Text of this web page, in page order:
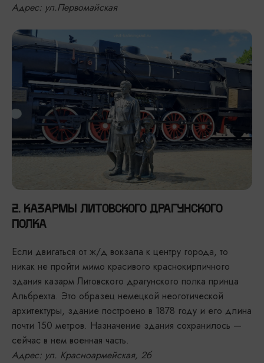
Адрес: ул.Первомайская
2. КАЗАРМЫ ЛИТОВСКОГО ДРАГУНСКОГО
ПОЛКА
Если двигаться от ж/д вокзала к центру города, то
никак не пройти мимо красивого краснокирпичного
здания казарм Литовского драгунского полка принца
Альбрехта. Это образец немецкой неоготической
архитектуры, здание построено в 1878 году и его длина
почти 150 метров. Назначение здания сохранилось —
сейчас в нем военная часть.
Адрес: ул. Красноармейская, 2б